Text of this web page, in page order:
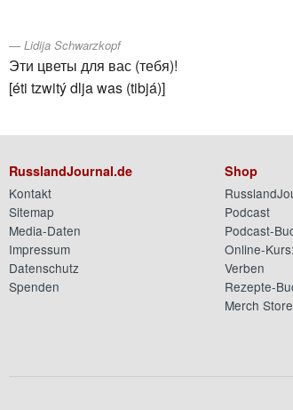
Lidija Schwarzkopf
Эти цветы для вас (тебя)!
[éti tzwitý dlja was (tibjá)]
RusslandJournal.de
Kontakt
Sitemap
Media-Daten
Impressum
Datenschutz
Spenden
Shop
Podcast
Podcast-
Online-
Verben
Rezepte-
Merch Store